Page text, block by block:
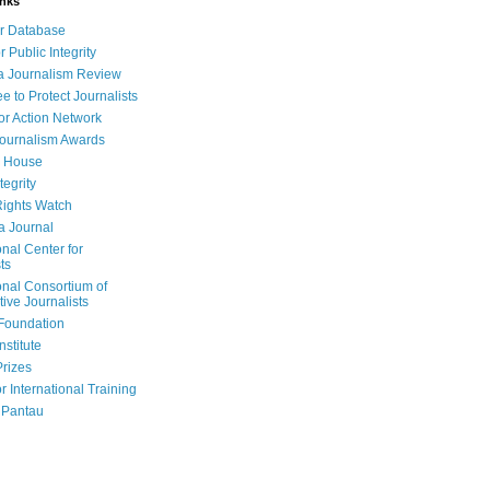
Database
Public Integrity
Journalism Review
to Protect Journalists
Action Network
Awards
House
Watch
Journal
Center for
Consortium of
Journalists
International Training